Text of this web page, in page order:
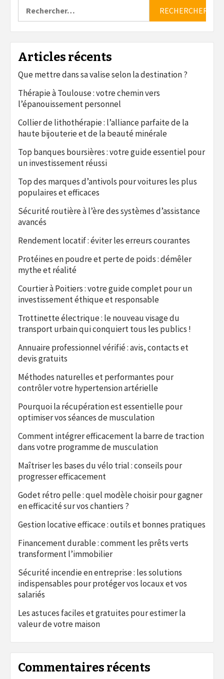
Articles récents
Que mettre dans sa valise selon la destination ?
Thérapie à Toulouse : votre chemin vers
l’épanouissement personnel
Collier de lithothérapie : l’alliance parfaite de la
haute bijouterie et de la beauté minérale
Top banques boursières : votre guide essentiel pour
un investissement réussi
Top des marques d’antivols pour voitures les plus
populaires et efficaces
Sécurité routière à l’ère des systèmes d’assistance
avancés
Rendement locatif : éviter les erreurs courantes
Protéines en poudre et perte de poids : démêler
mythe et réalité
Courtier à Poitiers : votre guide complet pour un
investissement éthique et responsable
Trottinette électrique : le nouveau visage du
transport urbain qui conquiert tous les publics !
Annuaire professionnel vérifié : avis, contacts et
devis gratuits
Méthodes naturelles et performantes pour
contrôler votre hypertension artérielle
Pourquoi la récupération est essentielle pour
optimiser vos séances de musculation
Comment intégrer efficacement la barre de traction
dans votre programme de musculation
Maîtriser les bases du vélo trial : conseils pour
progresser efficacement
Godet rétro pelle : quel modèle choisir pour gagner
en efficacité sur vos chantiers ?
Gestion locative efficace : outils et bonnes pratiques
Financement durable : comment les prêts verts
transforment l’immobilier
Sécurité incendie en entreprise : les solutions
indispensables pour protéger vos locaux et vos
salariés
Les astuces faciles et gratuites pour estimer la
valeur de votre maison
Commentaires récents